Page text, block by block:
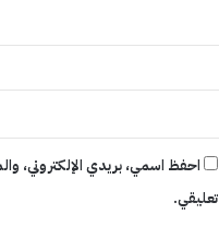
احفظ اسمي، بريدي الإلكتروني،
تعليقي.